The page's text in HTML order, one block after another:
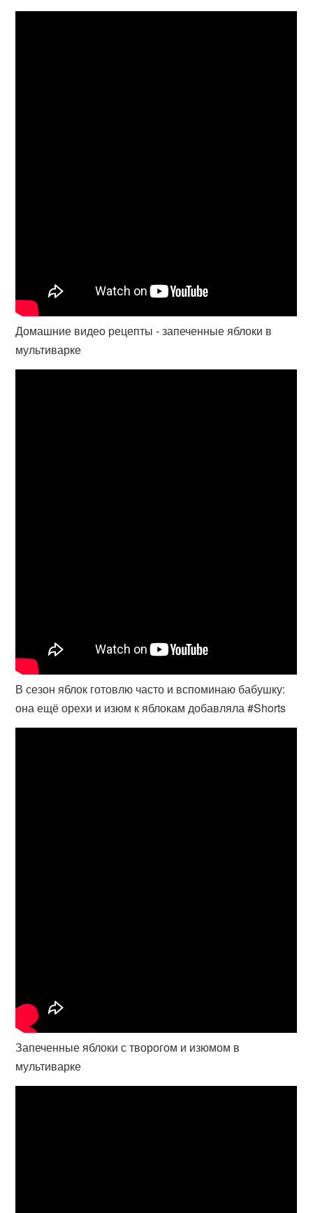
Домашние видео рецепты - запеченные яблоки в
мультиварке
В сезон яблок готовлю часто и вспоминаю бабушку:
она ещё орехи и изюм к яблокам добавляла #Shorts
Запеченные яблоки с творогом и изюмом в
мультиварке